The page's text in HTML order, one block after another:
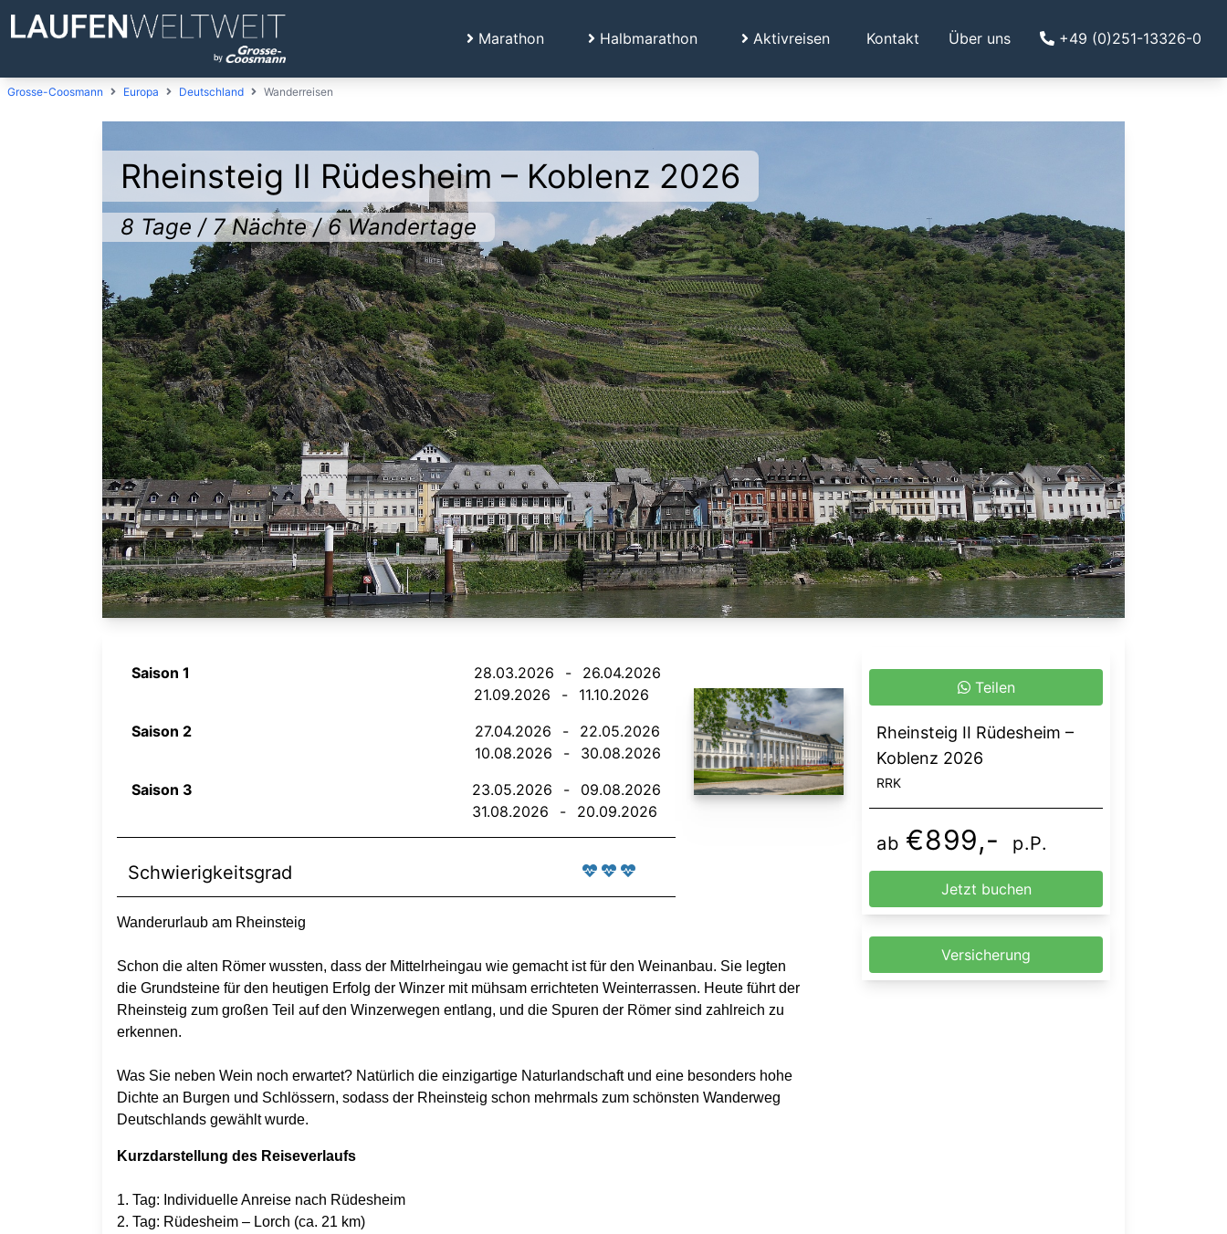
Marathon Halbmarathon Aktivreisen Kontakt Über uns +49 (0)251-13326-0
Grosse-Coosmann Europa Deutschland Wanderreisen
Rheinsteig II Rüdesheim – Koblenz 2026
8 Tage / 7 Nächte / 6 Wandertage
Saison 1 28.03.2026 -
26.04.2026
21.09.2026
-
11.10.2026
Saison 2
27.04.2026 -
22.05.2026
10.08.2026
-
30.08.2026
Saison 3
23.05.2026 -
09.08.2026
31.08.2026
- 20.09.2026
Schwierigkeitsgrad
Wanderurlaub am Rheinsteig
Schon die alten Römer wussten, dass der Mittelrheingau wie gemacht ist für den Weinanbau. Sie legten
die Grundsteine für den heutigen Erfolg der Winzer mit mühsam errichteten Weinterrassen. Heute führt der
Rheinsteig zum großen Teil auf den Winzerwegen entlang, und die Spuren der Römer sind zahlreich zu
erkennen.
Was Sie neben Wein noch erwartet? Natürlich die einzigartige Naturlandschaft und eine besonders hohe
Dichte an Burgen und Schlössern, sodass der Rheinsteig schon mehrmals zum schönsten Wanderweg
Deutschlands gewählt wurde.
Kurzdarstellung des Reiseverlaufs
1. Tag: Individuelle Anreise nach Rüdesheim
2. Tag: Rüdesheim – Lorch (ca. 21 km)
Teilen
Rheinsteig II Rüdesheim –
Koblenz 2026
RRK
ab €899,- p.P.
Jetzt buchen
Versicherung